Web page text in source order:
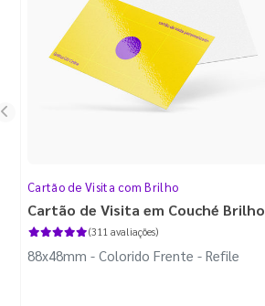
Cartão de Visita com Brilho
Cartão de Visita em Couché Brilho
(311 avaliações)
88x48mm - Colorido Frente - Refile